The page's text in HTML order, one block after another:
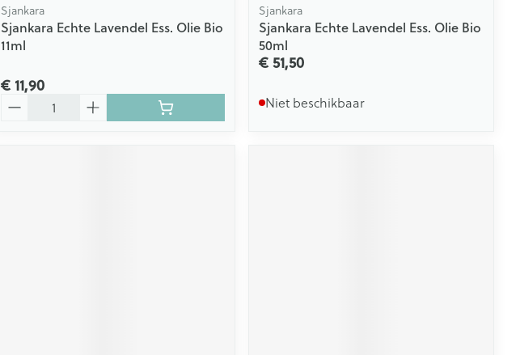
Sjankara
Sjankara Echte Lavendel Ess. Olie Bio
11ml
€ 11,90
Sjankara
Sjankara Echte Lavendel Ess. Olie Bio
50ml
€ 51,50
Niet beschikbaar